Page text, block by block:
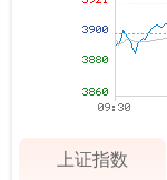
上证指数